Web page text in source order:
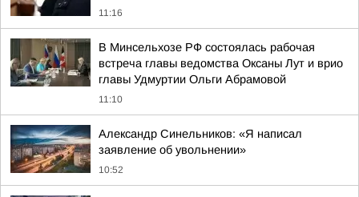
11:16
В Минсельхозе РФ состоялась рабочая
встреча главы ведомства Оксаны Лут и врио
главы Удмуртии Ольги Абрамовой
11:10
Александр Синельников: «Я написал
заявление об увольнении»
10:52